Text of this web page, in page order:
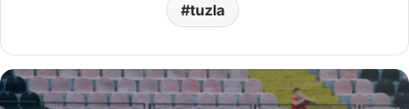
tuzla